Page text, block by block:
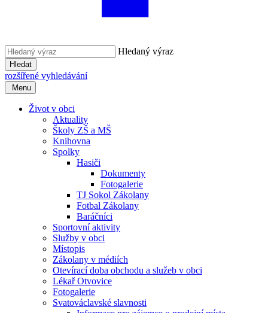
Hledaný výraz
Hledat
rozšířené vyhledávání
Menu
Život v obci
Aktuality
Školy ZŠ a MŠ
Knihovna
Spolky
Hasiči
Dokumenty
Fotogalerie
TJ Sokol Zákolany
Fotbal Zákolany
Baráčníci
Sportovní aktivity
Služby v obci
Místopis
Zákolany v médiích
Otevírací doba obchodu a služeb v obci
Lékař Otvovice
Fotogalerie
Svatováclavské slavnosti